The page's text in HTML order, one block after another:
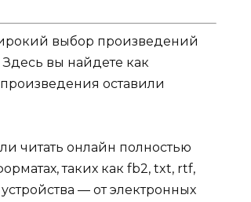
выбор произведений
вы найдете как
оставили
читать онлайн полностью
таких как fb2, txt, rtf,
— от электронных